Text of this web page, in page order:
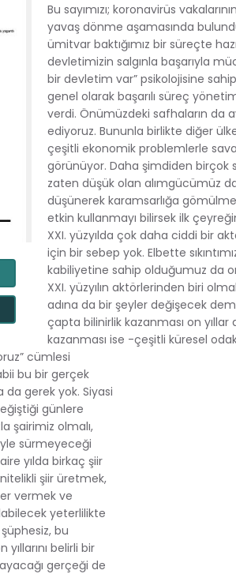
Bu sayımızı; koronavirüs
yavaş dönme aşamasında
ümitvar baktığımız bir süreçte
devletimizin salgınla başarıyla
bir devletim var” psikolojisine
genel olarak başarılı süreç
verdi. Önümüzdeki safhaların da
ediyoruz. Bununla birlikte diğer
çeşitli ekonomik problemlerle
görünüyor. Daha şimdiden birçok
zaten düşük olan alımgücümüz
düşünerek karamsarlığa
etkin kullanmayı bilirsek ilk
XXI. yüzyılda çok daha ciddi bir
için bir sebep yok. Elbette
kabiliyetine sahip olduğumuz da
XXI. yüzyılın aktörlerinden biri
adına da bir şeyler değişecek
çapta bilinirlik kazanması on yıllar
kazanması ise -çeşitli küresel
cümlesi
bu bir gerçek
da gerek yok. Siyasi
günlere
şairimiz olmalı,
sürmeyeceği
yılda birkaç şiir
şiir üretmek,
vermek ve
yeterlilikte
bu
belirli bir
gerçeği de